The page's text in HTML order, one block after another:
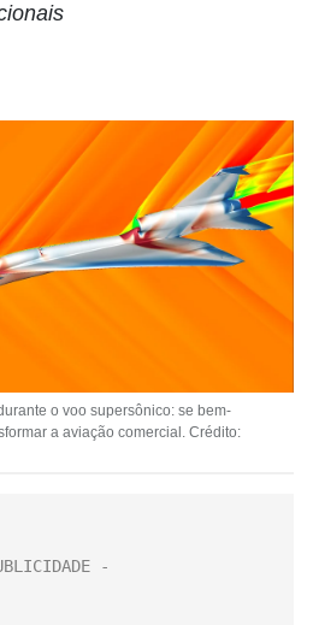
o voo supersônico: se bem-
a aviação comercial. Crédito: